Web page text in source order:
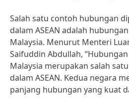
Salah satu contoh hubungan
dalam ASEAN adalah
Malaysia. Menurut Menteri
Saifuddin Abdullah,
Malaysia merupakan salah
dalam ASEAN. Kedua negara
panjang hubungan yang kuat